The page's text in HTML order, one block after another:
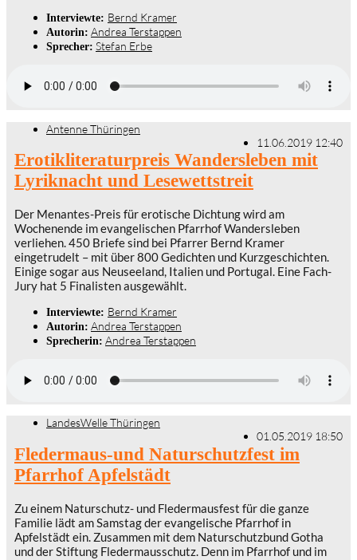
Interviewte: Bernd Kramer
Autorin: Andrea Terstappen
Sprecher: Stefan Erbe
Antenne Thüringen
11.06.2019 12:40
Erotikliteraturpreis Wandersleben mit
Lyriknacht und Lesewettstreit
Der Menantes-Preis für erotische Dichtung wird am
Wochenende im evangelischen Pfarrhof Wandersleben
verliehen. 450 Briefe sind bei Pfarrer Bernd Kramer
eingetrudelt – mit über 800 Gedichten und Kurzgeschichten.
Einige sogar aus Neuseeland, Italien und Portugal. Eine Fach-
Jury hat 5 Finalisten ausgewählt.
Interviewte: Bernd Kramer
Autorin: Andrea Terstappen
Sprecherin: Andrea Terstappen
LandesWelle Thüringen
01.05.2019 18:50
Fledermaus-und Naturschutzfest im
Pfarrhof Apfelstädt
Zu einem Naturschutz- und Fledermausfest für die ganze
Familie lädt am Samstag der evangelische Pfarrhof in
Apfelstädt ein. Zusammen mit dem Naturschutzbund Gotha
und der Stiftung Fledermausschutz. Denn im Pfarrhof und im